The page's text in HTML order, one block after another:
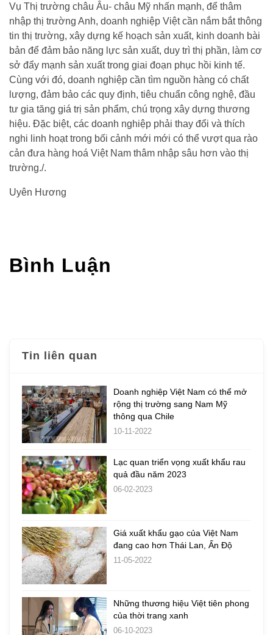
Vụ Thị trường châu Âu- châu Mỹ nhấn mạnh, để thâm
nhập thị trường Anh, doanh nghiệp Việt cần nắm bắt thông
tin thị trường, xây dựng kế hoạch sản xuất, kinh doanh bài
bản để đảm bảo năng lực sản xuất, duy trì thị phần, làm cơ
sở đẩy mạnh sản xuất trong giai đoạn phục hồi kinh tế.
Cùng với đó, doanh nghiệp cần tìm nguồn hàng có chất
lượng, đảm bảo các quy định, tiêu chuẩn công nghệ, đầu
tư gia tăng giá trị sản phẩm, chú trọng xây dựng thương
hiệu. Đặc biệt, các doanh nghiệp phải thay đổi và thích
nghi linh hoạt trong bối cảnh mới mới có thể vượt qua rào
cản đưa hàng hoá Việt Nam thâm nhập sâu hơn vào thị
trường./.
Uyên Hương
Bình Luận
Tin liên quan
Doanh nghiệp Việt Nam có thể mở
rộng thị trường sang Nam Mỹ
thông qua Chile
10-11-2022
Lạc quan triển vọng xuất khẩu rau
quả đầu năm 2023
06-02-2023
Giá xuất khẩu gạo của Việt Nam
đang cao hơn Thái Lan, Ấn Độ
11-05-2022
Những thương hiệu Việt tiên phong
của thời trang xanh
06-10-2023